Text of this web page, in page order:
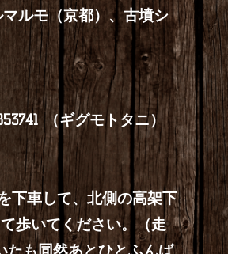
ルモ（京都）、古墳シ
（ギグモトタニ）
下車して、北側の高架下
歩いてください。（走